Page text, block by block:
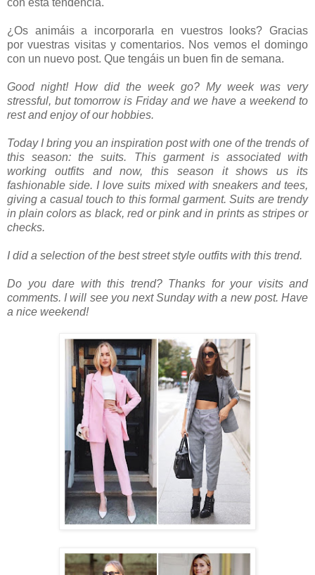
con esta tendencia.
¿Os animáis a incorporarla en vuestros looks? Gracias
por vuestras visitas y comentarios. Nos vemos el domingo
con un nuevo post. Que tengáis un buen fin de semana.
Good night! How did the week go? My week was very
stressful, but tomorrow is Friday and we have a weekend to
rest and enjoy of our hobbies.
Today I bring you an inspiration post with one of the trends of
this season: the suits. This garment is associated with
working outfits and now, this season it shows us its
fashionable side. I love suits mixed with sneakers and tees,
giving a casual touch to this formal garment. Suits are trendy
in plain colors as black, red or pink and in prints as stripes or
checks.
I did a selection of the best street style outfits with this trend.
Do you dare with this trend? Thanks for your visits and
comments. I will see you next Sunday with a new post. Have
a nice weekend!